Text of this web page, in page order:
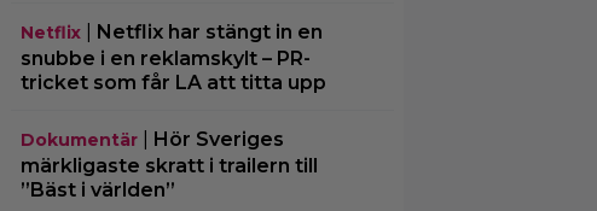
Netflix| Netflix har stängt in en
snubbe i en reklamskylt – PR-
tricket som får LA att titta upp
Dokumentär| Hör Sveriges
märkligaste skratt i trailern till
”Bäst i världen”